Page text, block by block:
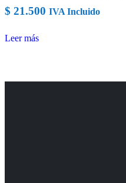
$ 21.500 IVA Incluido
Leer más